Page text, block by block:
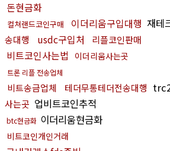
돈현금화
컬쳐랜드코인구매 이더리움구입대행 재테
송대행
usdc구입처 리플코인판매
비트코인사는법 이더리움사는곳
트론 리플 전송업체
비트송금업체 테더무통테더전송대행
사는곳 업비트코인추적
btc현금화 이더리움현금화
비트코인개인거래